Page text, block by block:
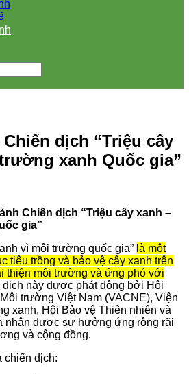
dịch “Triệu cây
xanh Quốc gia”
Chiến dịch “Triệu cây xanh –
gia”
vì môi trường quốc gia” là một
tiêu trồng và bảo vệ cây xanh trên
thiện môi trường và ứng phó với
dịch này được phát động bởi Hội
trường Việt Nam (VACNE), Viện
xanh, Hội Bảo vệ Thiên nhiên và
nhận được sự hưởng ứng rộng rãi
và cộng đồng.
chiến dịch: